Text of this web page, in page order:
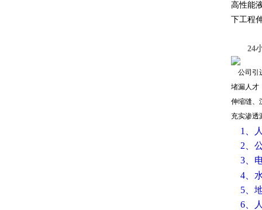
高性能
下工程
24小
公司引
堵漏人才
伸缩缝、
充实渗透
1、
2、
3、
4、
5、
6、